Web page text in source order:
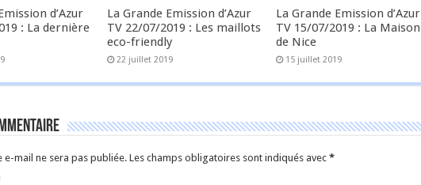
d’Azur
: La dernière
La Grande Emission d’Azur
TV 22/07/2019 : Les maillots
eco-friendly
22 juillet 2019
La Grande Emission d’Azur
TV 15/07/2019 : La Maison
de Nice
15 juillet 2019
e-mail ne sera pas publiée.Les champs obligatoires sont indiqués avec *